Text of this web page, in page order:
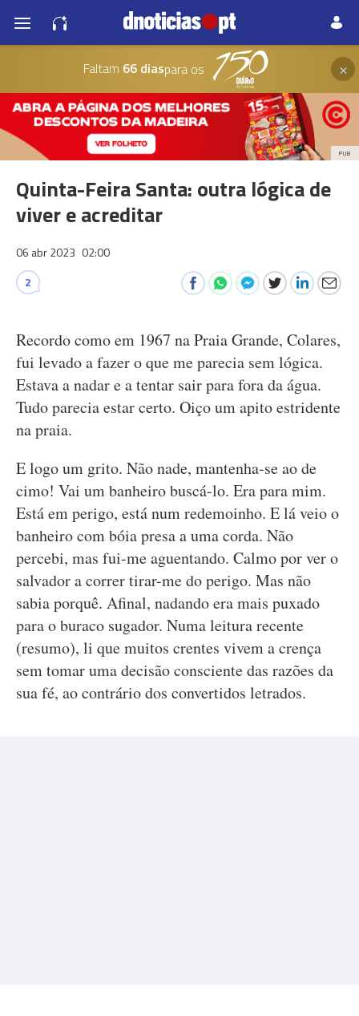
Faltam 66 diaspara os ×
PUB
Quinta-Feira Santa: outra lógica de
viver e acreditar
06 abr 2023 02:00
2
Recordo como em 1967 na Praia Grande, Colares,
fui levado a fazer o que me parecia sem lógica.
Estava a nadar e a tentar sair para fora da água.
Tudo parecia estar certo. Oiço um apito estridente
na praia.
E logo um grito. Não nade, mantenha-se ao de
cimo! Vai um banheiro buscá-lo. Era para mim.
Está em perigo, está num redemoinho. E lá veio o
banheiro com bóia presa a uma corda. Não
percebi, mas fui-me aguentando. Calmo por ver o
salvador a correr tirar-me do perigo. Mas não
sabia porquê. Afinal, nadando era mais puxado
para o buraco sugador. Numa leitura recente
(resumo), li que muitos crentes vivem a crença
sem tomar uma decisão consciente das razões da
sua fé, ao contrário dos convertidos letrados.